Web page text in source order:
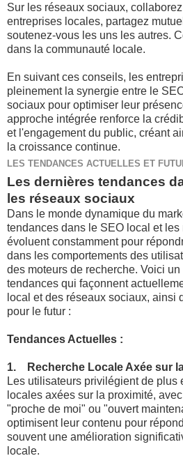
Sur les réseaux sociaux,
entreprises locales, partagez
soutenez-vous les uns les autres.
dans la communauté locale.
En suivant ces conseils, les
pleinement la synergie entre le
sociaux pour optimiser leur
approche intégrée renforce la
et l'engagement du public, créant
la croissance continue.
LES TENDANCES ACTUELLES ET
Les dernières tendances
les réseaux sociaux
Dans le monde dynamique du
tendances dans le SEO local et
évoluent constamment pour
dans les comportements des
des moteurs de recherche. Voici
tendances qui façonnent
local et des réseaux sociaux, ainsi
pour le futur :
Tendances Actuelles :
1. Recherche Locale Axée sur
Les utilisateurs privilégient de plus
locales axées sur la proximité,
"proche de moi" ou "ouvert
optimisent leur contenu pour
souvent une amélioration
locale.